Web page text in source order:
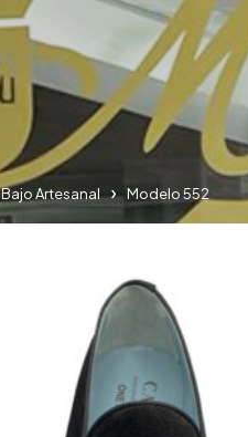
Bajo Artesanal Modelo 552